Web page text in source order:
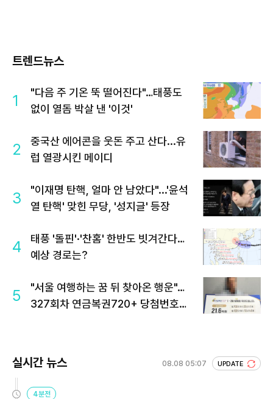
트렌드뉴스
1
"다음 주 기온 뚝 떨어진다"…태풍도
없이 열돔 박살 낸 '이것'
2
중국산 에어콘을 웃돈 주고 산다...유
럽 열광시킨 메이디
3
"이재명 탄핵, 얼마 안 남았다"...'윤석
열 탄핵' 맞힌 무당, '성지글' 등장
4
태풍 '돌핀'·'찬홈' 한반도 빗겨간다…
예상 경로는?
5
"서울 여행하는 꿈 뒤 찾아온 행운"…
327회차 연금복권720+ 당첨번호조
실시간 뉴스 08.08 05:07 UPDATE
4분전